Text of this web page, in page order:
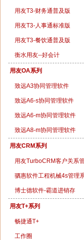
用友T3-财务通普及版
用友T3-人事通标准版
用友T3-餐饮通普及版
衡水用友--好会计
用友OA系列
致远A3协同管理软件
致远A6-s协同管理软件
致远A6-m协同管理软件
致远A8-m协同管理软件
用友CRM系列
用友TurboCRM客户关系
驷惠软件工程机械4s管理
博士德软件-霸道进销存
用友T+系列
畅捷通T+
工作圈